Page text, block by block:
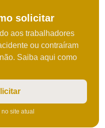
solicitar
aos trabalhadores
ou contraíram
Saiba aqui como
site atual